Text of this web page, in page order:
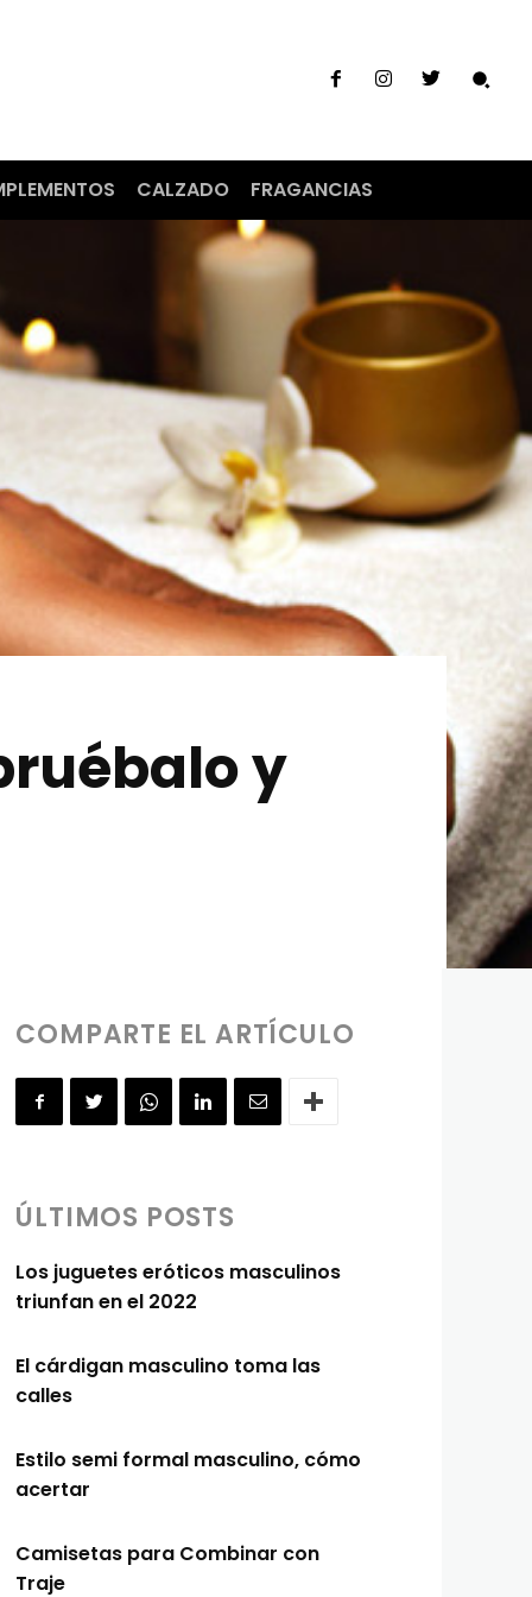
CALZADO FRAGANCIAS
y
COMPARTE EL ARTÍCULO
ÚLTIMOS POSTS
Los juguetes eróticos masculinos
triunfan en el 2022
El cárdigan masculino toma las
calles
Estilo semi formal masculino, cómo
acertar
Camisetas para Combinar con
Traje